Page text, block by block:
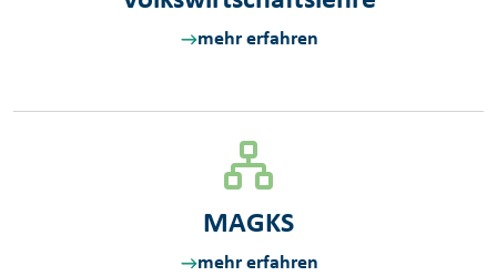
mehr erfahren
MAGKS
mehr erfahren